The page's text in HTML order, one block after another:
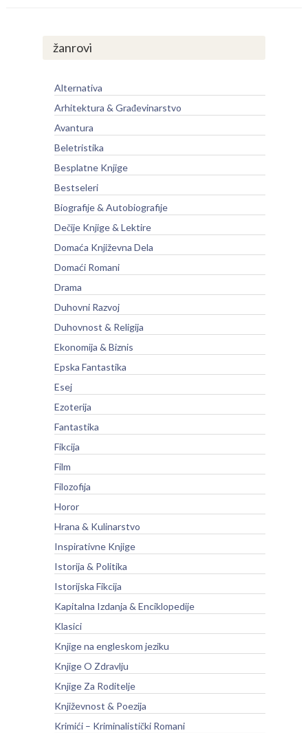
žanrovi
Alternativa
Arhitektura & Građevinarstvo
Avantura
Beletristika
Besplatne Knjige
Bestseleri
Biografije & Autobiografije
Dečije Knjige & Lektire
Domaća Književna Dela
Domaći Romani
Drama
Duhovni Razvoj
Duhovnost & Religija
Ekonomija & Biznis
Epska Fantastika
Esej
Ezoterija
Fantastika
Fikcija
Film
Filozofija
Horor
Hrana & Kulinarstvo
Inspirativne Knjige
Istorija & Politika
Istorijska Fikcija
Kapitalna Izdanja & Enciklopedije
Klasici
Knjige na engleskom jeziku
Knjige O Zdravlju
Knjige Za Roditelje
Književnost & Poezija
Krimići – Kriminalistički Romani